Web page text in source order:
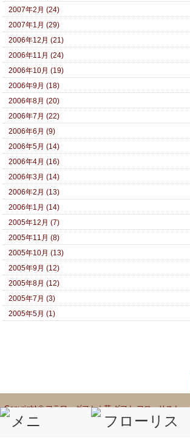
2007年2月 (24)
2007年1月 (29)
2006年12月 (21)
2006年11月 (24)
2006年10月 (19)
2006年9月 (18)
2006年8月 (20)
2006年7月 (22)
2006年6月 (9)
2006年5月 (14)
2006年4月 (16)
2006年3月 (14)
2006年2月 (13)
2006年1月 (14)
2005年12月 (7)
2005年11月 (8)
2005年10月 (13)
2005年9月 (12)
2005年8月 (12)
2005年7月 (3)
2005年5月 (1)
Copyright ©フラワーギフト｜花 ギフト フローリス
花｜胡蝶蘭｜プリザーブドフラワー All